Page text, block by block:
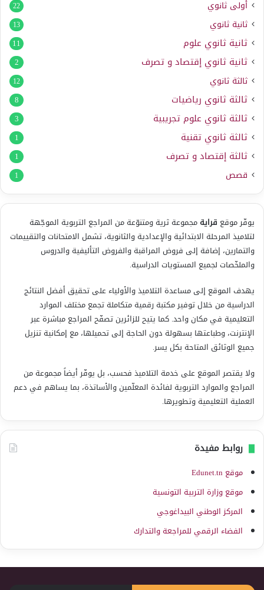
أولى ثانوي 22
ثانية ثانوي 13
ثانية ثانوي علوم 11
ثانية ثانوي إقتصاد و تصرف 2
ثالثة ثانوي 12
ثالثة ثانوي رياضيات 8
ثالثة ثانوي علوم تجريبية 3
ثالثة ثانوي تقنية 1
ثالثة إقتصاد و تصرف 1
قصص 1
يوفّر موقع قرايةمجموعة ثرية ومتنوّعة من المراجع التربوية الموجّهة
لتلاميذ المرحلة الابتدائية والإعدادية والثانوية، تشمل الامتحانات والتقييمات
والتمارين، إضافة إلى فروض المراقبة والفروض التأليفية والدروس
والملخّصات لجميع المستويات الدراسية.
يهدف الموقع إلى مساعدة التلاميذ والأولياء على تحقيق أفضل النتائج
الدراسية من خلال توفير مكتبة رقمية متكاملة تجمع مختلف الموارد
التعليمية في مكان واحد. كما يتيح للزائرين تصفّح المراجع مباشرة عبر
الإنترنت، وطباعتها بسهولة دون الحاجة إلى تحميلها، مع إمكانية تنزيل
جميع الوثائق المتاحة بكل يسر.
ولا يقتصر الموقع على خدمة التلاميذ فحسب، بل يوفّر أيضاً مجموعة من
المراجع والموارد التربوية لفائدة المعلّمين والأساتذة، بما يساهم في دعم
العملية التعليمية وتطويرها.
روابط مفيدة
موقع Edunet.tn
موقع وزارة التربية التونسية
المركز الوطني البيداغوجي
الفضاء الرقمي للمراجعة والتدارك